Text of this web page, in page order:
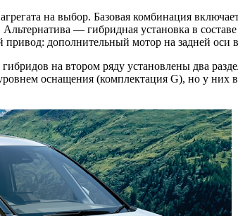
на выбор. Базовая комбинация
— гибридная установка в
дополнительный мотор на задней оси
на втором ряду установлены два
оснащения (комплектация G), но у